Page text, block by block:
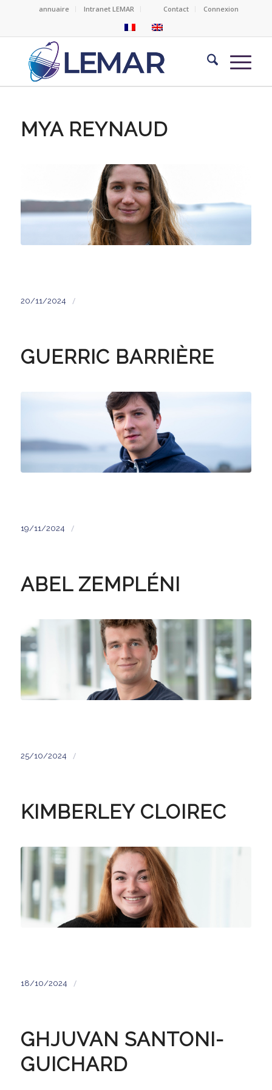
annuaire Intranet LEMAR Contact Connexion
MYA REYNAUD
20/11/2024 /
GUERRIC BARRIÈRE
19/11/2024 /
ABEL ZEMPLÉNI
25/10/2024 /
KIMBERLEY CLOIREC
18/10/2024 /
GHJUVAN SANTONI-
GUICHARD